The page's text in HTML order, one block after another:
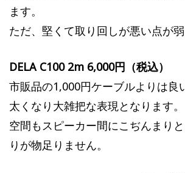
ます。
ただ、堅くて取り回しが悪い点が弱
DELA C100 2m 6,000円（税込）
市販品の1,000円ケーブルよりは良
太くなり大雑把な表現となります。
空間もスピーカー間にこぢんまり
りが物足りません。